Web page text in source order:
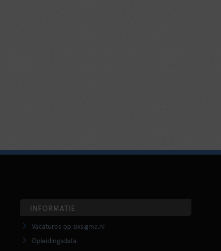
INFORMATIE
Vacatures op sixsigma.nl
Opleidingsdata